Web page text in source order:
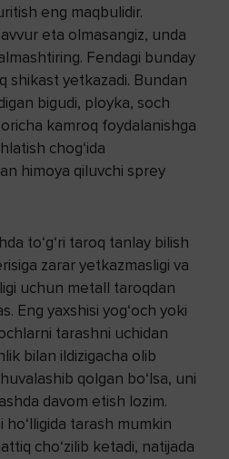
eng maqbulidir.
eta olmasangiz, unda
Fendagi bunday
shikast yetkazadi. Bundan
bigudi, ployka, soch
kamroq foydalanishga
chog‘ida
himoya qiluvchi sprey
to‘g‘ri taroq tanlay bilish
zarar yetkazmasligi va
uchun metall taroqdan
Eng yaxshisi yog‘och yoki
tarashni uchidan
bilan ildizigacha olib
qolgan bo‘lsa, uni
davom etish lozim.
tarash mumkin
cho‘zilib ketadi, natijada